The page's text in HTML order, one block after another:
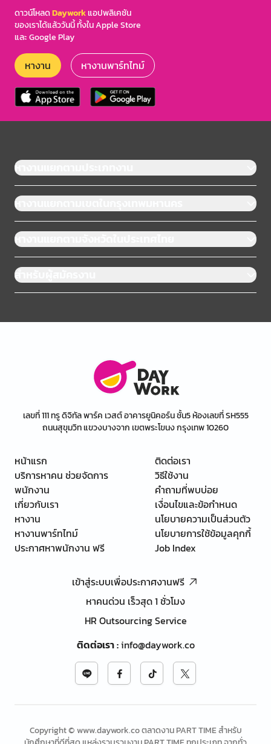
ดาวน์โหลดDayworkแอปพลิเคชัน
ของเราได้แล้ววันนี้ ทั้งใน Apple Store
และ Google Play
หางาน หางานพาร์ทไทม์
หางานแยกตามประเภทงาน
หางานแยกตามเขตในกรุงเทพมหานคร
หางานแยกตามจังหวัดในประเทศไทย
สำหรับผู้สมัครงาน
เลขที่ 111 ทรู ดิจิทัล พาร์ค เวสต์ อาคารยูนิคอร์น ชั้น5 ห้องเลขที่ SH555
ถนนสุขุมวิท แขวงบางจาก เขตพระโขนง กรุงเทพ 10260
หน้าแรก
บริการหาคน ช่วยจัดการ
พนักงาน
เกี่ยวกับเรา
หางาน
หางานพาร์ทไทม์
ประกาศหาพนักงาน ฟรี
ติดต่อเรา
วิธีใช้งาน
คำถามที่พบบ่อย
เงื่อนไขและข้อกำหนด
นโยบายความเป็นส่วนตัว
นโยบายการใช้ข้อมูลคุกกี้
Job Index
เข้าสู่ระบบเพื่อประกาศงานฟรี
หาคนด่วน เร็วสุด 1 ชั่วโมง
HR Outsourcing Service
ติดต่อเรา:info@daywork.co
Copyright © www.daywork.co ตลาดงาน PART TIME สำหรับ